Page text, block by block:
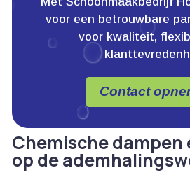
voor een betrouwbare
voor kwaliteit,
Contact
Chemische dampen
op de